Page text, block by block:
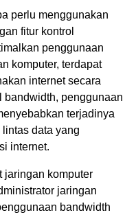
perlu menggunakan
fitur kontrol
penggunaan
komputer, terdapat
internet secara
bandwidth, penggunaan
terjadinya
data yang
internet.
jaringan komputer
jaringan
bandwidth